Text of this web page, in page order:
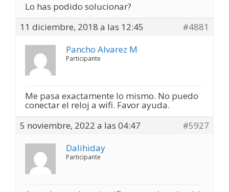
Lo has podido solucionar?
11 diciembre, 2018 a las 12:45
#4881
Pancho Alvarez M
Participante
Me pasa exactamente lo mismo. No puedo
conectar el reloj a wifi. Favor ayuda.
5 noviembre, 2022 a las 04:47
#5927
Dalihiday
Participante